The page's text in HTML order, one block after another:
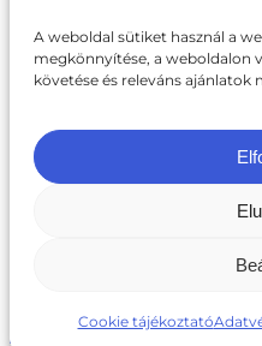
A weboldal sütiket használ a
megkönnyítése, a weboldalon
követése és releváns ajánlatok
Cookie tájékoztató
ite@a
ki.gov.